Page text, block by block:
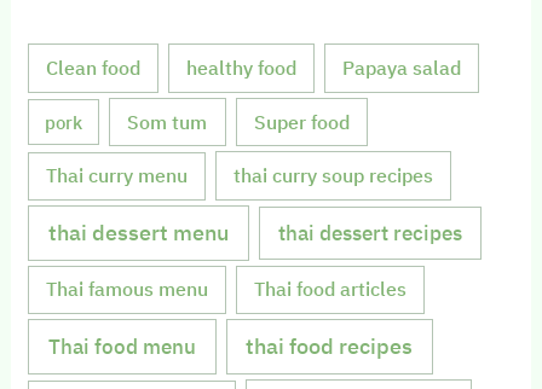
Clean food healthy food Papaya salad
pork Som tum Super food
Thai curry menu thai curry soup recipes
thai dessert menu thai dessert recipes
Thai famous menu Thai food articles
Thai food menu thai food recipes